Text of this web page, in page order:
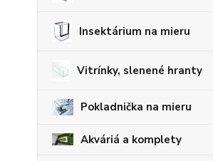
Insektárium na mieru
Vitrínky, slenené hranty
Pokladnička na mieru
Akváriá a komplety